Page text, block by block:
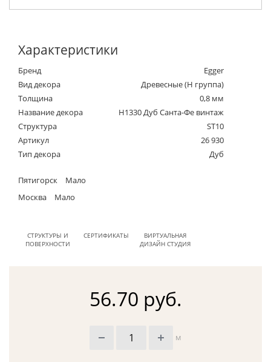
Характеристики
Бренд
Egger
Вид декора
Древесные (Н группа)
Толщина
0,8 мм
Название декора
H1330 Дуб Санта-Фе винтаж
Структура
ST10
Артикул
26 930
Тип декора
Дуб
Пятигорск
Мало
Москва
Мало
СТРУКТУРЫ И
ПОВЕРХНОСТИ
СЕРТИФИКАТЫ
ВИРТУАЛЬНАЯ
ДИЗАЙН СТУДИЯ
56.70 руб.
м